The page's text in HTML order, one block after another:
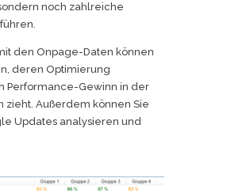
noch zahlreiche
den Onpage-Daten können
deren Optimierung
Performance-Gewinn in der
zieht. Außerdem können Sie
Updates analysieren und